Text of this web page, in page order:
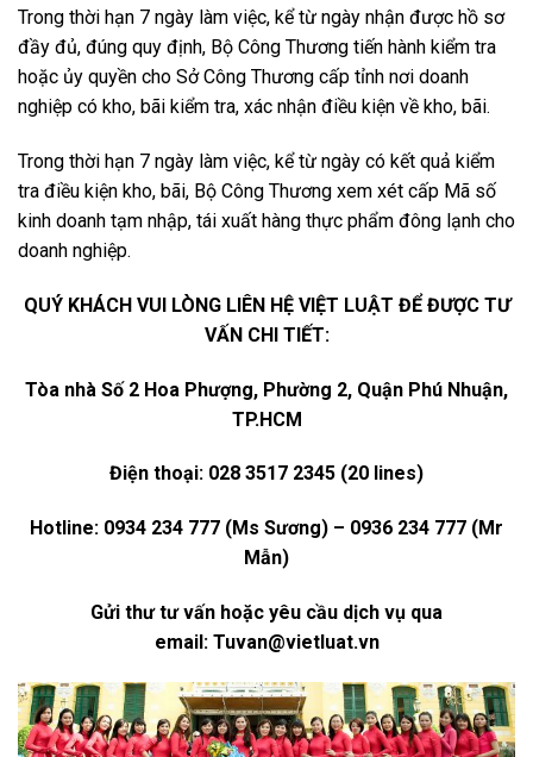
Trong thời hạn 7 ngày làm việc, kể từ ngày nhận được hồ sơ
đầy đủ, đúng quy định, Bộ Công Thương tiến hành kiểm tra
hoặc ủy quyền cho Sở Công Thương cấp tỉnh nơi doanh
nghiệp có kho, bãi kiểm tra, xác nhận điều kiện về kho, bãi.
Trong thời hạn 7 ngày làm việc, kể từ ngày có kết quả kiểm
tra điều kiện kho, bãi, Bộ Công Thương xem xét cấp Mã số
kinh doanh tạm nhập, tái xuất hàng thực phẩm đông lạnh cho
doanh nghiệp.
QUÝ KHÁCH VUI LÒNG LIÊN HỆ VIỆT LUẬT ĐỂ ĐƯỢC TƯ
VẤN CHI TIẾT:
Tòa nhà Số 2 Hoa Phượng, Phường 2, Quận Phú Nhuận,
TP.HCM
Điện thoại: 028 3517 2345 (20 lines)
Hotline: 0934 234 777 (Ms Sương) – 0936 234 777 (Mr
Mẫn)
Gửi thư tư vấn hoặc yêu cầu dịch vụ qua
email: Tuvan@vietluat.vn